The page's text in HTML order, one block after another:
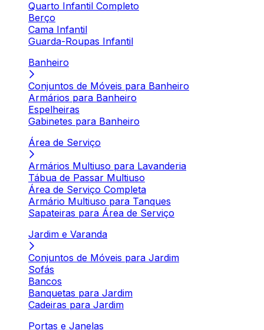
Quarto Infantil Completo
Berço
Cama Infantil
Guarda-Roupas Infantil
Banheiro
Conjuntos de Móveis para Banheiro
Armários para Banheiro
Espelheiras
Gabinetes para Banheiro
Área de Serviço
Armários Multiuso para Lavanderia
Tábua de Passar Multiuso
Área de Serviço Completa
Armário Multiuso para Tanques
Sapateiras para Área de Serviço
Jardim e Varanda
Conjuntos de Móveis para Jardim
Sofás
Bancos
Banquetas para Jardim
Cadeiras para Jardim
Portas e Janelas